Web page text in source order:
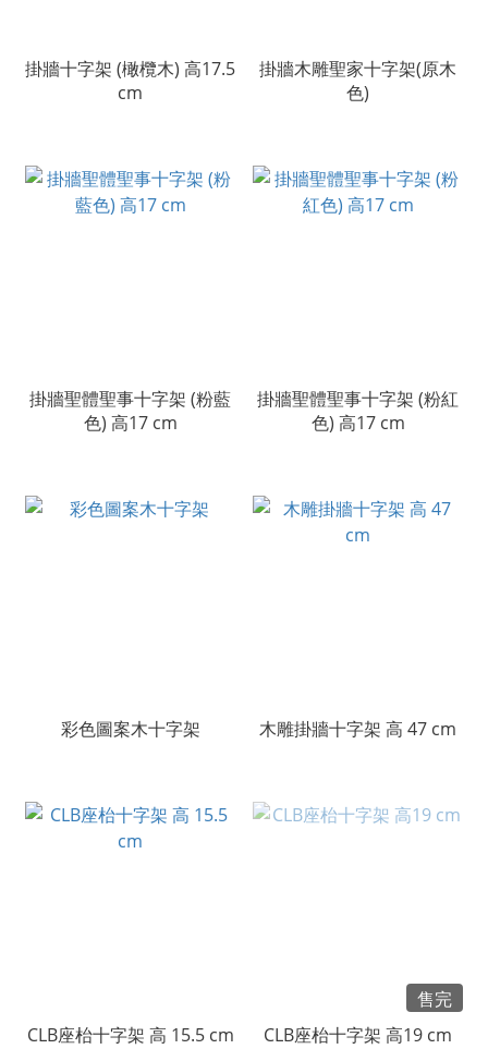
掛牆十字架 (橄欖木) 高17.5
cm
掛牆木雕聖家十字架(原木
色)
掛牆聖體聖事十字架 (粉藍
色) 高17 cm
掛牆聖體聖事十字架 (粉紅
色) 高17 cm
彩色圖案木十字架 木雕掛牆十字架 高 47 cm
CLB座枱十字架 高 15.5 cm
售完
CLB座枱十字架 高19 cm